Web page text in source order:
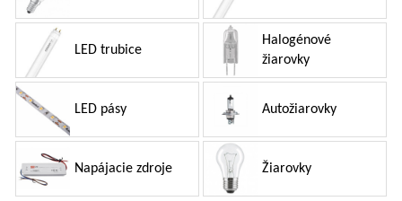
LED trubice
Halogénové
žiarovky
LED pásy Autožiarovky
Napájacie zdroje Žiarovky